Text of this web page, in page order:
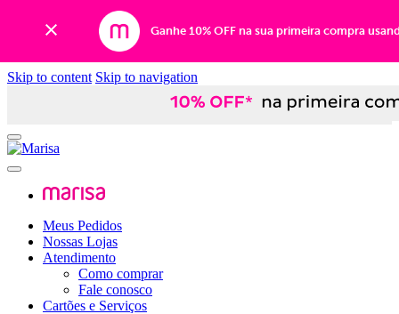
Ganhe 10% OFF na sua primeira compra
Skip to content Skip to navigation
Meus Pedidos
Nossas Lojas
Atendimento
Como comprar
Fale conosco
Cartões e Serviços